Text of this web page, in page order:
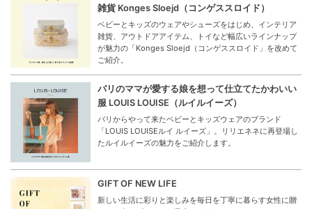
雑貨 Konges Sloejd（コンゲススロイド）
ベビーとキッズのウェアやシューズをはじめ、インテリア
雑貨、アウトドアアイテム、トイなど幅広いラインナップ
が魅力の「Konges Sloejd（コンゲススロイド」を改めて
ご紹介。
パリのママが愛する娘を想って仕立てたかわいい
服 LOUIS LOUISE（ルイルイーズ）
パリからやって来たベビーとキッズウェアのブランド
「LOUIS LOUISEルイ ルイーズ」。リリエネネに再登場し
たルイルイーズの魅力をご紹介します。
GIFT OF NEW LIFE
新しい生活に彩りと楽しみを毎日を丁寧に暮らす女性に贈